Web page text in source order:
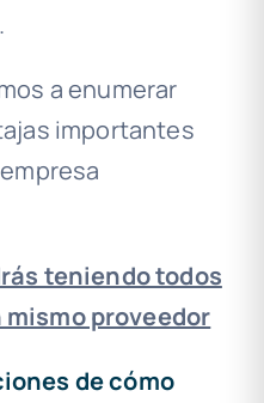
a enumerar
importantes
teniendo todos
proveedor
de cómo